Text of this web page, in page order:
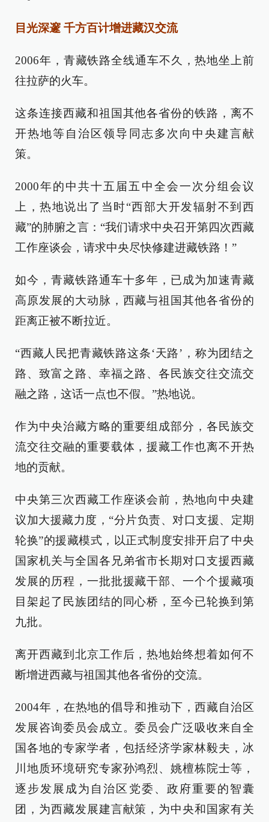
目光深邃 千方百计增进藏汉交流
2006年，青藏铁路全线通车不久，热地坐上前
往拉萨的火车。
这条连接西藏和祖国其他各省份的铁路，离不
开热地等自治区领导同志多次向中央建言献
策。
2000年的中共十五届五中全会一次分组会议
上，热地说出了当时“西部大开发辐射不到西
藏”的肺腑之言：“我们请求中央召开第四次西藏
工作座谈会，请求中央尽快修建进藏铁路！”
如今，青藏铁路通车十多年，已成为加速青藏
高原发展的大动脉，西藏与祖国其他各省份的
距离正被不断拉近。
“西藏人民把青藏铁路这条‘天路’，称为团结之
路、致富之路、幸福之路、各民族交往交流交
融之路，这话一点也不假。”热地说。
作为中央治藏方略的重要组成部分，各民族交
流交往交融的重要载体，援藏工作也离不开热
地的贡献。
中央第三次西藏工作座谈会前，热地向中央建
议加大援藏力度，“分片负责、对口支援、定期
轮换”的援藏模式，以正式制度安排开启了中央
国家机关与全国各兄弟省市长期对口支援西藏
发展的历程，一批批援藏干部、一个个援藏项
目架起了民族团结的同心桥，至今已轮换到第
九批。
离开西藏到北京工作后，热地始终想着如何不
断增进西藏与祖国其他各省份的交流。
2004年，在热地的倡导和推动下，西藏自治区
发展咨询委员会成立。委员会广泛吸收来自全
国各地的专家学者，包括经济学家林毅夫，冰
川地质环境研究专家孙鸿烈、姚檀栋院士等，
逐步发展成为自治区党委、政府重要的智囊
团，为西藏发展建言献策，为中央和国家有关